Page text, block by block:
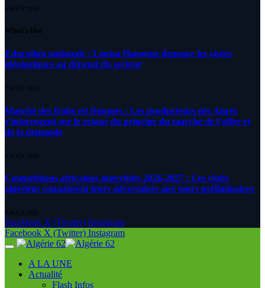
4 AOÛT 2026
What's Hot
Education nationale : Louisa Hanoune dénonce les visées
idéologiques au dépend du secteur
7 AOÛT 2026
Marché des fruits est légumes : Les producteurs des Aures
s’interrogent sur le retour du principe du marché de l’offre et
de la demande
6 AOÛT 2026
Compétitions africaines interclubs 2026-2027 : Les clubs
algériens connaissent leurs adversaires aux tours préliminaires
6 AOÛT 2026
Facebook X (Twitter) Instagram
Facebook X (Twitter) Instagram
A LA UNE
Actualité
Flash Infos